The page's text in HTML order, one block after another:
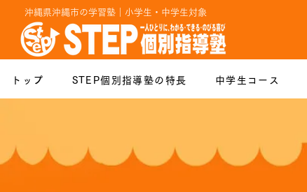
沖縄県沖縄市の学習塾｜小学生・中学生対象
トップ STEP個別指導塾の特長 中学生コース